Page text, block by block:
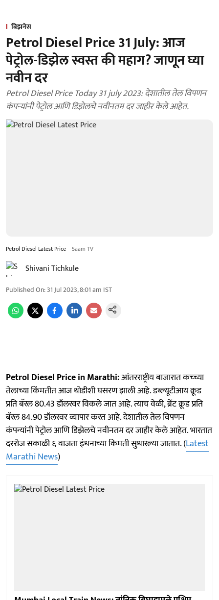
बिझनेस
Petrol Diesel Price 31 July: आज
पेट्रोल-डिझेल स्वस्त की महाग? जाणून घ्या
नवीन दर
Petrol Diesel Price Today 31 july 2023: देशातील तेल विपणन
कंपन्यांनी पेट्रोल आणि डिझेलचे नवीनतम दर जाहीर केले आहेत.
Petrol Diesel Latest Price Saam TV
Shivani Tichkule
Published On:31 Jul 2023, 8:01 am IST
Petrol Diesel Price in Marathi:आंतरराष्ट्रीय बाजारात कच्च्या
तेलाच्या किंमतीत आज थोडीशी घसरण झाली आहे. डब्ल्यूटीआय क्रूड
प्रति बॅरल 80.43 डॉलरवर विकले जात आहे. त्याच वेळी, ब्रेंट क्रूड प्रति
बॅरल 84.90 डॉलरवर व्यापार करत आहे. देशातील तेल विपणन
कंपन्यांनी पेट्रोल आणि डिझेलचे नवीनतम दर जाहीर केले आहेत. भारतात
दररोज सकाळी ६ वाजता इंधनाच्या किमती सुधारल्या जातात. (Latest
Marathi News)